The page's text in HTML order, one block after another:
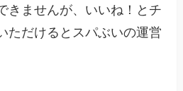
きませんが、いいね！とチ
ただけるとスパぶいの運営